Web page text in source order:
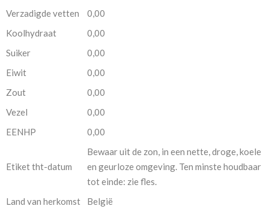
Verzadigde vetten
0,00
Koolhydraat
0,00
Suiker
0,00
Eiwit
0,00
Zout
0,00
Vezel
0,00
EENHP
0,00
Etiket tht-datum
Bewaar uit de zon, in een nette, droge, koele
en geurloze omgeving. Ten minste houdbaar
tot einde: zie fles.
Land van herkomst
België